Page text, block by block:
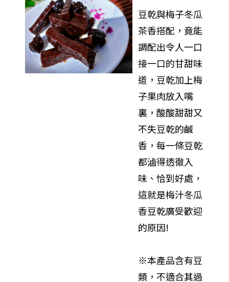
豆乾與梅子冬瓜
茶香搭配，竟能
調配出令人一口
接一口的甘甜味
道，豆乾加上梅
子果肉放入嘴
裏，酸酸甜甜又
不失豆乾的鹹
香，每一條豆乾
都滷得透徹入
味、恰到好處，
這就是梅汁冬瓜
香豆乾廣受歡迎
的原因!
※本產品含有豆
類，不適合其過